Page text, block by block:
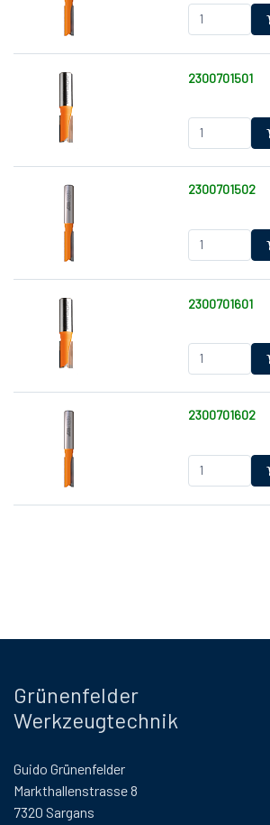
2300701501
2300701502
2300701601
2300701602
Grünenfelder
Werkzeugtechnik
Guido Grünenfelder
Markthallenstrasse 8
7320 Sargans